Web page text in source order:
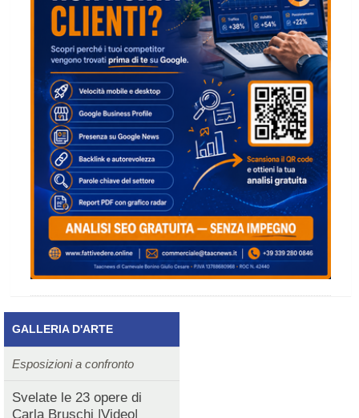
GALLERIA D'ARTE
Esposizioni a confronto
Svelate le 23 opere di
Carla Bruschi |Video|